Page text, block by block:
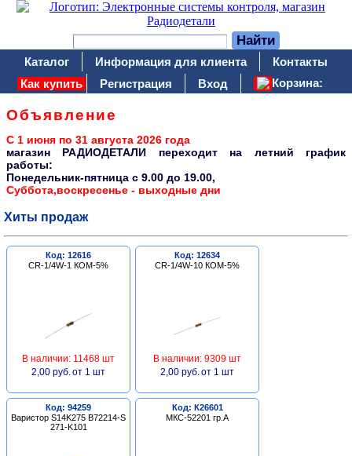
Каталог Информация для клиента
Контакты
Как купить
Регистрация Вход Корзина:
Объявление
С 1 июня по 31 августа 2026 года
магазин РАДИОДЕТАЛИ переходит на летний график
работы:
Понедельник-пятница c 9.00 до 19.00,
Суббота,воскресенье - выходные дни
Хиты продаж
Код: 12616
CR-1/4W-1 КОМ-5%
В наличии: 11468 шт
2,00 руб. от 1 шт
Код: 12634
CR-1/4W-10 КОМ-5%
В наличии: 9309 шт
2,00 руб. от 1 шт
Код: 94259
Варистор S14K275 B72214-S
271-K101
Код: К26601
МКС-52201 гр.А